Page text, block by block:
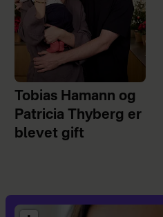
Tobias Hamann og
Patricia Thyberg er
blevet gift